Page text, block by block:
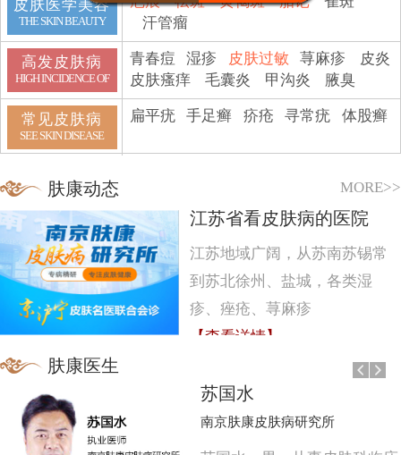
皮肤医学美容
THE SKIN BEAUTY
汗管瘤
高发皮肤病
HIGH INCIDENCE OF
青春痘 湿疹 皮肤过敏 荨麻疹
皮炎
皮肤瘙痒
毛囊炎 甲沟炎 腋臭
常见皮肤病
SEE SKIN DISEASE
扁平疣 手足癣 疥疮 寻常疣 体股癣
肤康动态 MORE>>
江苏省看皮肤病的医院
江苏地域广阔，从苏南苏锡常
到苏北徐州、盐城，各类湿
疹、痤疮、荨麻疹
【查看详情】
苏国水
南京肤康皮肤病研究所
肤康医生